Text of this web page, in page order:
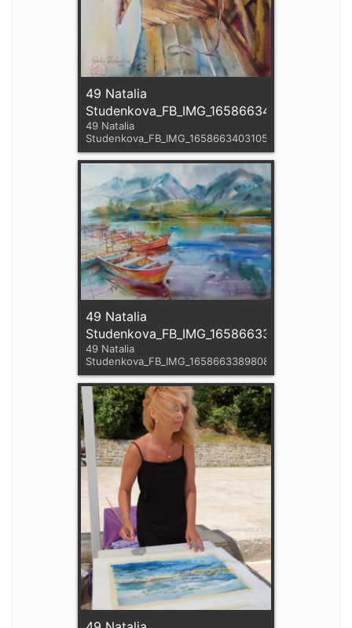
49 Natalia
Studenkova_FB_IMG_1658663403105
49 Natalia
Studenkova_FB_IMG_1658663403105
49 Natalia
Studenkova_FB_IMG_1658663389808
49 Natalia
Studenkova_FB_IMG_1658663389808